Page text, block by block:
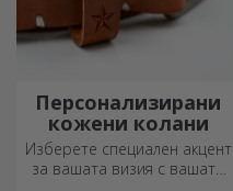
Персонализирани
кожени колани
Изберете специален акцент
за вашата визия с вашата